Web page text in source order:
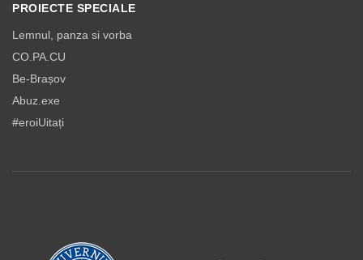
PROIECTE SPECIALE
Lemnul, panza si vorba
CO.PA.CU
Be-Brașov
Abuz.exe
#eroiUitați